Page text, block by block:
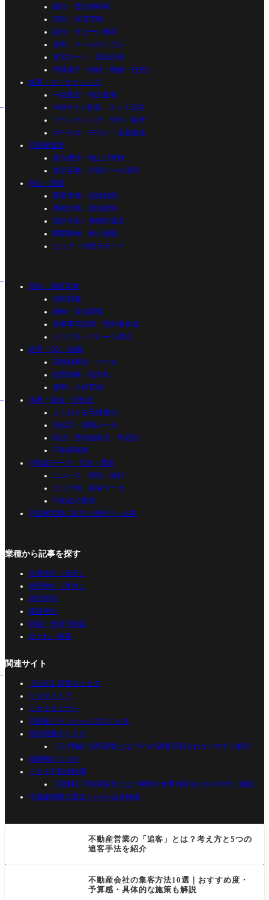
媒介・受託獲得術
契約・決済実務
紹介・リピート獲得
追客・メールテンプレ
住宅ローン・資金計画
特殊案件（相続・離婚・任売）
集客・マーケティング
一括査定・売主集客
Webサイト集客・ネット広告
ブランディング・SNS・制作
ポータル・チラシ・店舗販促
不動産査定
媒介獲得・物上げ実務
査定実務・評価ツール活用
独立・開業
開業準備・基礎知識
事業計画・資金調達
免許申請・事務所運営
開業事例・参入形態
エリア・外部サポート
契約・調査実務
役所調査
建物・現地調査
重要事項説明・契約書作成
トラブル・クレーム対応
経営・DX・組織
業務効率化・ツール
経営戦略・効率化
採用・人材育成
法律・税金・法改正
よくわかる宅建業法
法改正・最新ルール
民法・借地借家法・周辺法
不動産税務
不動産データ・市況・歴史
ニュース・市況・統計
エリア別・業者データ
不動産の歴史
不動産実務に役立つ便利ツール集
業種から記事を探す
売買仲介（元付）
売買仲介（客付）
賃貸管理
賃貸仲介
収益・投資不動産
仕入れ・開発
関連サイト
【公式】追客のミカタ
ミカタストア
ミカタセミナー
不動産フランチャイズのミカタ
役所調査のミカタ
【入門編】役所調査とは？8つの調査項目をわかりやすく解説
借地権のミカタ
ミカタ不動産転職
【図解】不動産業界とは？種類や仕事内容をわかりやすく解説
宅地建物取引業法｜e-Gov法令検索
不動産営業の「追客」とは？考え方と5つの
追客手法を紹介
不動産会社の集客方法10選｜おすすめ度・
予算感・具体的な施策も解説